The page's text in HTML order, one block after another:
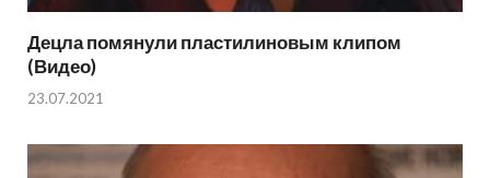
Децла помянули пластилиновым клипом
(Видео)
23.07.2021